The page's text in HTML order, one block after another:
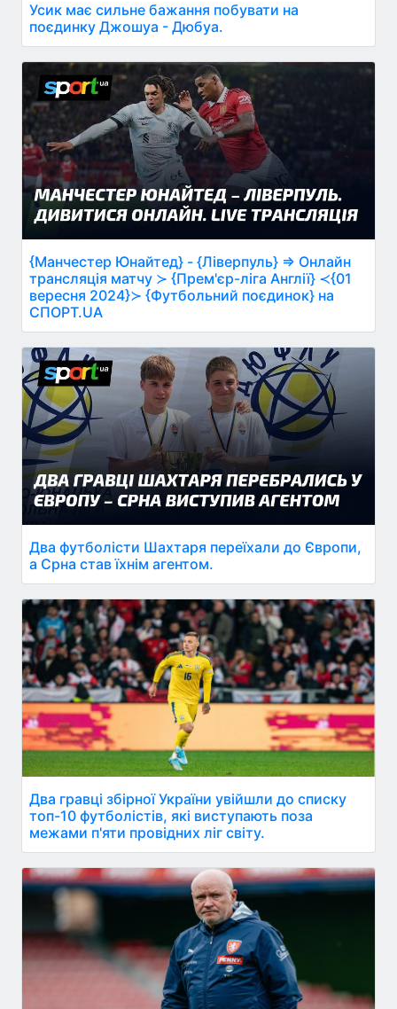
Усик має сильне бажання побувати на
поєдинку Джошуа - Дюбуа.
{Манчестер Юнайтед} - {Ліверпуль} ⇒ Онлайн
трансляція матчу ≻ {Прем'єр-ліга Англії} ≺{01
вересня 2024}≻ {Футбольний поєдинок} на
СПОРТ.UA
Два футболісти Шахтаря переїхали до Європи,
а Срна став їхнім агентом.
Два гравці збірної України увійшли до списку
топ-10 футболістів, які виступають поза
межами п'яти провідних ліг світу.